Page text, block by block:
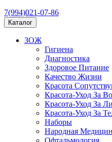
7(994)021-07-86
Каталог
ЗОЖ
Гигиена
Диагностика
Здоровое Питание
Качество Жизни
Красота
Красота-Уход За
Красота-Уход За
Красота-Уход За
Наборы
Народная
Офтальмология